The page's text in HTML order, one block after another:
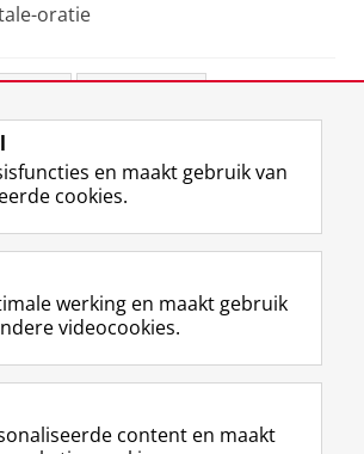
oratie
English
de RUG
F
a
e
b
o
p
L
i
k
e
I
-
R
S
-
f
e
R
I
n
t
r
m
Y
o
T
e
k
en maakt gebruik van
cookies.
werking en maakt gebruik
videocookies.
content en maakt